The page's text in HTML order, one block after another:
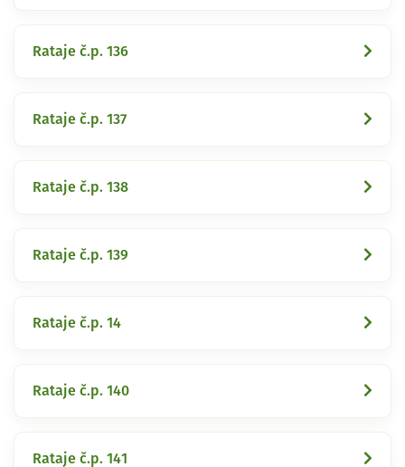
Rataje č.p. 136
Rataje č.p. 137
Rataje č.p. 138
Rataje č.p. 139
Rataje č.p. 14
Rataje č.p. 140
Rataje č.p. 141